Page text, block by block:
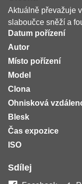
Aktuálně převažuje
slaboučce sněží a
Datum pořízení
Autor
Místo pořízení
Model
Clona
Ohnisková
Blesk
Čas expozice
ISO
Sdílej